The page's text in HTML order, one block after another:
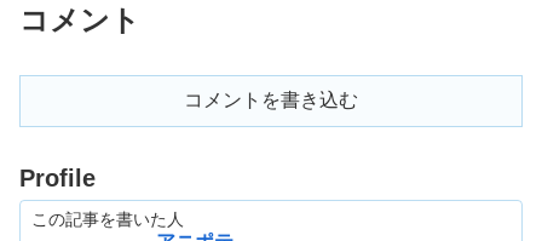
コメント
コメントを書き込む
Profile
この記事を書いた人